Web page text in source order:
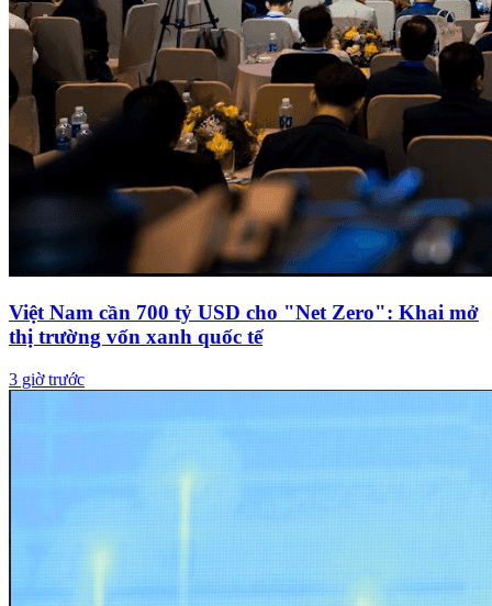
Việt Nam cần 700 tỷ USD cho "Net Zero": Khai mở
thị trường vốn xanh quốc tế
3 giờ trước